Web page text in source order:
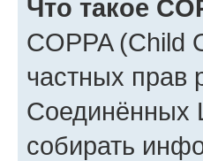
Что такое
COPPA (Child
частных прав
Соединённых
собирать